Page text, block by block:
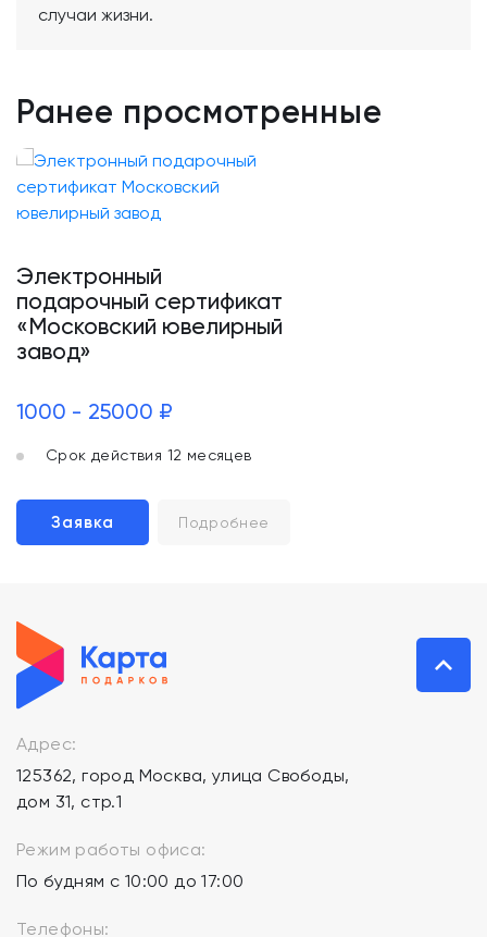
случаи жизни.
Ранее просмотренные
Электронный
подарочный сертификат
«Московский ювелирный
завод»
1000 - 25000 ₽
Срок действия 12 месяцев
Заявка Подробнее
Адрес:
125362, город Москва, улица Свободы,
дом 31, стр.1
Режим работы офиса:
По будням с 10:00 до 17:00
Телефоны: